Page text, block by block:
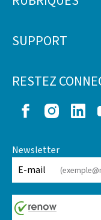
Pied
page
SUPPORT
RESTEZ
FacebookInstagram
Newsletter
E-mail